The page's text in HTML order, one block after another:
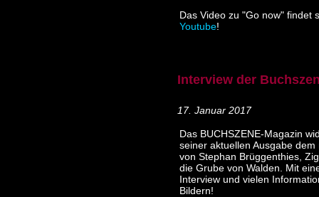
Das Video zu "Go now" findet
Youtube!
Interview der
17. Januar 2017
Das BUCHSZENE-Magazin
seiner aktuellen Ausgabe dem
von Stephan Brüggenthies,
die Grube von Walden. Mit
Interview und vielen
Bildern!